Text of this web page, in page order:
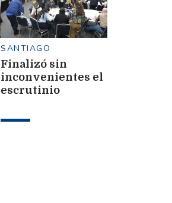
SANTIAGO
Finalizó sin
inconvenientes el
escrutinio
elecciones